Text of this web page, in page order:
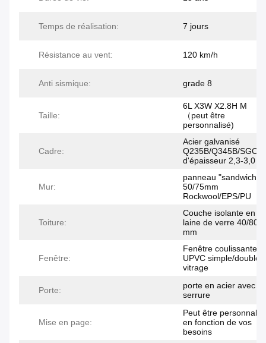
Temps de réalisation: 7 jours
Résistance au vent: 120 km/h
Anti sismique: grade 8
Taille:
6L X3W X2.8H M
（peut être
personnalisé)
Cadre:
Acier galvanisé
Q235B/Q345B/
d'épaisseur 2,3-3,0
Mur:
panneau "sandwich"
50/75mm
Rockwool/EPS/PU
Toiture:
Couche isolante en
laine de verre 40/80
mm
Fenêtre:
Fenêtre coulissante
UPVC simple/double
vitrage
Porte:
porte en acier avec
serrure
Mise en page:
Peut être
en fonction de vos
besoins